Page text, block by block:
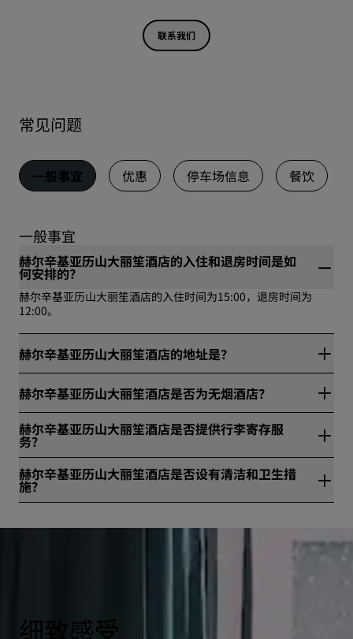
联系我们
常见问题
一般事宜 优惠 停车场信息 餐饮
一般事宜
赫尔辛基亚历山大丽笙酒店的入住和退房时间是如
何安排的？
赫尔辛基亚历山大丽笙酒店的入住时间为15:00，退房时间为
12:00。
赫尔辛基亚历山大丽笙酒店的地址是？
兰。
赫尔辛基亚历山大丽笙酒店是否为无烟酒店？
是，赫尔辛基亚历山大丽笙酒店是无烟酒店。
赫尔辛基亚历山大丽笙酒店是否提供行李寄存服
务？
是，赫尔辛基亚历山大丽笙酒店提供行李寄存服务。
赫尔辛基亚历山大丽笙酒店是否设有清洁和卫生措
施？
https://www.radissonhotels.com/en-us/social-
细致感受